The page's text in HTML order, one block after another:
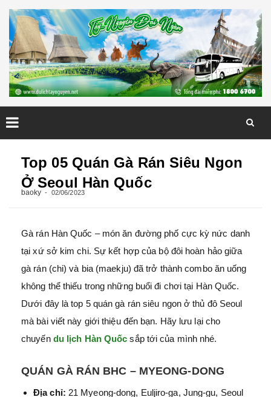
content
Top 05 Quán Gà Rán Siêu Ngon
Ở Seoul Hàn Quốc
baoky 02/06/2023
Gà rán Hàn Quốc – món ăn đường phố cực kỳ nức danh
tại xứ sở kim chi. Sự kết hợp của bộ đôi hoàn hảo giữa
gà rán (chi) và bia (maekju) đã trở thành combo ăn uống
không thể thiếu trong những buổi đi chơi tại Hàn Quốc.
Dưới đây là top 5 quán gà rán siêu ngon ở thủ đô Seoul
mà bài viết này giới thiệu đến bạn. Hãy lưu lại cho
chuyến du lịch Hàn Quốc sắp tới của mình nhé.
QUÁN GÀ RÁN BHC – MYEONG-DONG
Địa chỉ: 21 Myeong-dong, Euljiro-ga, Jung-gu, Seoul